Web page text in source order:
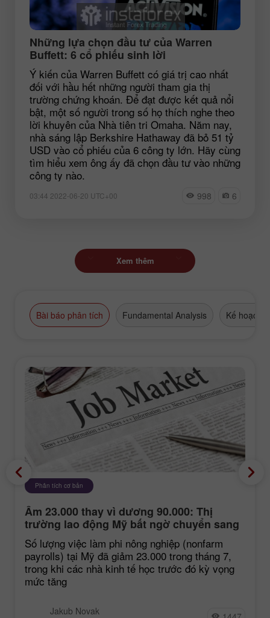
Những lựa chọn đầu tư của Warren
Buffett: 6 cổ phiếu sinh lời
Ý kiến của Warren Buffett có giá trị cao nhất
đối với hầu hết những người tham gia thị
trường chứng khoán. Để đạt được kết quả nổi
bật, một số người trong số họ thích nghe theo
lời khuyên của Nhà tiên tri Omaha. Năm nay,
nhà sáng lập Berkshire Hathaway đã bỏ 51 tỷ
USD vào cổ phiếu của 6 công ty lớn. Hãy cùng
tìm hiểu xem ông ấy đã chọn đầu tư vào những
công ty nào.
03:44 2022-06-20 UTC+00 998 6
Xem thêm
Bài báo phân tích Fundamental Analysis Kế hoạch
Phân tích cơ bản
Âm 23.000 thay vì dương 90.000: Thị
trường lao động Mỹ bất ngờ chuyển sang
tiêu cực
Số lượng việc làm phi nông nghiệp (nonfarm
payrolls) tại Mỹ đã giảm 23.000 trong tháng 7,
trong khi các nhà kinh tế học trước đó kỳ vọng
mức tăng
Jakub Novak